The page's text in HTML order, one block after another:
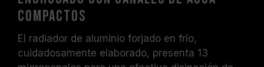
compactos
El radiador de aluminio forjado en frío,
cuidadosamente elaborado, presenta 13